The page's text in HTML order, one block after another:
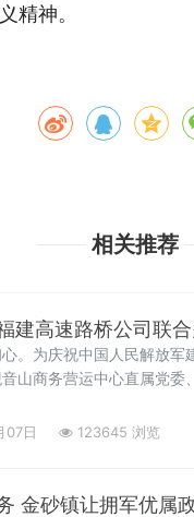
精神。
相关推荐
建高速路桥公司联
。为庆祝中国人民解放
山商务营运中心直属党
日 123645 浏览
金砂镇让拥军优属